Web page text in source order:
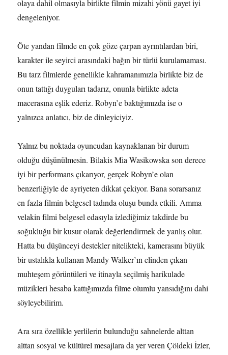
olaya dahil olmasıyla birlikte filmin mizahi yönü gayet iyi
dengeleniyor.
Öte yandan filmde en çok göze çarpan ayrıntılardan biri,
karakter ile seyirci arasındaki bağın bir türlü kurulamaması.
Bu tarz filmlerde genellikle kahramanımızla birlikte biz de
onun tattığı duyguları tadarız, onunla birlikte adeta
macerasına eşlik ederiz. Robyn’e baktığımızda ise o
yalnızca anlatıcı, biz de dinleyiciyiz.
Yalnız bu noktada oyuncudan kaynaklanan bir durum
olduğu düşünülmesin. Bilakis Mia Wasikowska son derece
iyi bir performans çıkarıyor, gerçek Robyn’e olan
benzerliğiyle de ayriyeten dikkat çekiyor. Bana sorarsanız
en fazla filmin belgesel tadında oluşu bunda etkili. Amma
velakin filmi belgesel edasıyla izlediğimiz takdirde bu
soğukluğu bir kusur olarak değerlendirmek de yanlış olur.
Hatta bu düşünceyi destekler nitelikteki, kamerasını büyük
bir ustalıkla kullanan Mandy Walker’ın elinden çıkan
muhteşem görüntüleri ve itinayla seçilmiş harikulade
müzikleri hesaba kattığımızda filme olumlu yansıdığını dahi
söyleyebilirim.
Ara sıra özellikle yerlilerin bulunduğu sahnelerde alttan
alttan sosyal ve kültürel mesajlara da yer veren Çöldeki İzler,